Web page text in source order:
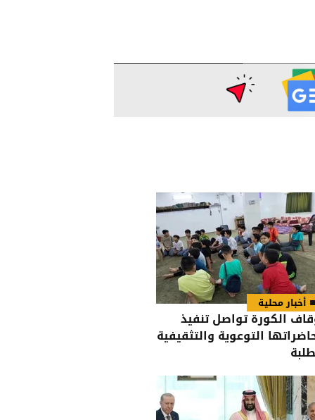
أخبار محلية
الكورة تواصل تنفيذ
التوعوية والتثقيفية